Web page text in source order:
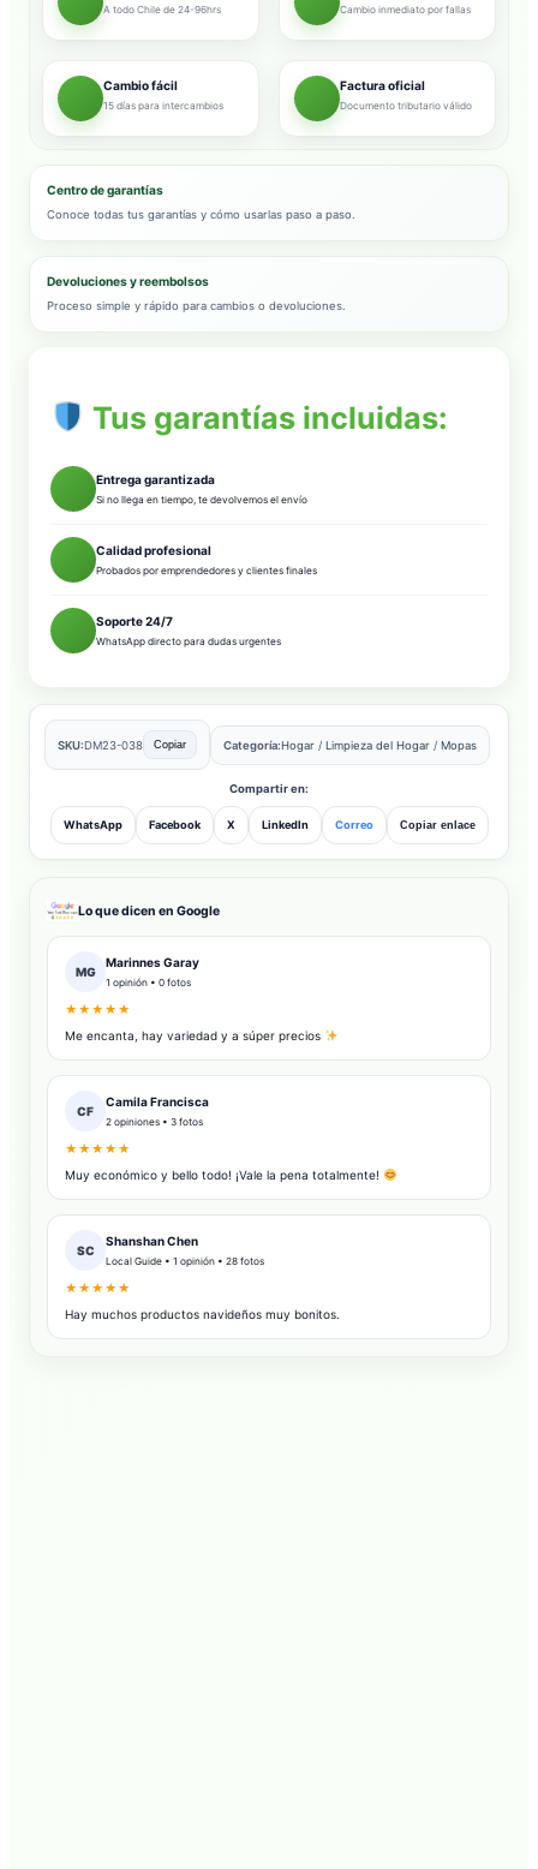
A todo Chile de 24-96hrs Cambio inmediato por fallas
Cambio fácil
15 días para intercambios
Factura oficial
Documento tributario válido
Centro de garantías
Conoce todas tus garantías y cómo usarlas paso a paso.
Devoluciones y reembolsos
Proceso simple y rápido para cambios o devoluciones.
Tus garantías incluidas:
Entrega garantizada
Si no llega en tiempo, te devolvemos el envío
Calidad profesional
Probados por emprendedores y clientes finales
Soporte 24/7
WhatsApp directo para dudas urgentes
SKU:DM23-038 Copiar Categoría:Hogar / Limpieza del Hogar / Mopas
Compartir en:
WhatsApp Facebook X LinkedIn Correo Copiar enlace
Lo que dicen en Google
MG
Marinnes Garay
1 opinión • 0 fotos
★★★★★
Me encanta, hay variedad y a súper precios
CF
Camila Francisca
2 opiniones • 3 fotos
★★★★★
Muy económico y bello todo! ¡Vale la pena totalmente!
SC
Shanshan Chen
Local Guide • 1 opinión • 28 fotos
★★★★★
Hay muchos productos navideños muy bonitos.